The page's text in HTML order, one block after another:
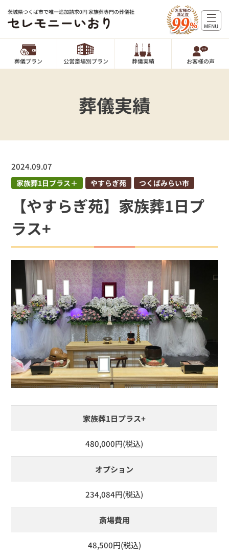
茨城県つくば市で唯一追加請求0円 家族葬専門の葬儀社
葬儀プラン 公営斎場別プラン 葬儀実績 お客様の声
MENU
葬儀実績
2024.09.07
家族葬1日プラス＋ やすらぎ苑 つくばみらい市
【やすらぎ苑】家族葬1日プ
ラス+
家族葬1日プラス+
480,000円(税込)
オプション
234,084円(税込)
斎場費用
48,500円(税込)